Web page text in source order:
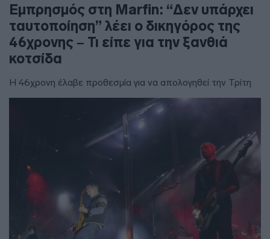
Εμπρησμός στη Marfin: “Δεν υπάρχει
ταυτοποίηση” λέει ο δικηγόρος της
46χρονης – Τι είπε για την ξανθιά
κοτσίδα
Η 46χρονη έλαβε προθεσμία για να απολογηθεί την Τρίτη